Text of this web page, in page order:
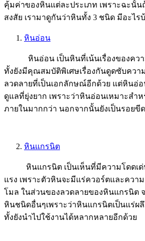
คุ้มค่าของหินแต่ละประเภท เพราะฉะนั้
สงสัย เรามาดูกันว่าหินทั้ง 3 ชนิด มีอะไร
หินอ่อน
หินอ่อน เป็นหินที่เน้นเรื่องของควา
ทั้งยังมีคุณสมบัติพิเศษเรื่องกันดูดซับควา
ลวดลายที่เป็นเอกลักษณ์อีกด้วย แต่หินอ่
ดูแลที่ยุ่งยาก เพราะว่าหินอ่อนเหมาะสำ
ภายในมากกว่า นอกจากนั้นยังเป็นรอยขี
2. หินแกรนิต
หินแกรนิต เป็นเห็นที่มีความโดดเด่
แรง เพราะตัวหินจะมีแร่ควอร์ตและควา
โมล ในส่วนของลวดลายของหินแกรนิต
หินชนิดอื่นๆเพราะว่าหินแกรนิตเป็นแร่ผ
ทั้งยังนำไปใช้งานได้หลากหลายอีกด้วย